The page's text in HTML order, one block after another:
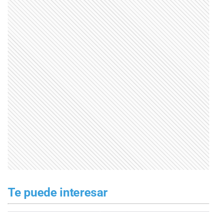
Te puede interesar